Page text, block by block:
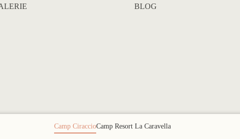
BLOG
Camp CiraccioCamp Resort La Caravella